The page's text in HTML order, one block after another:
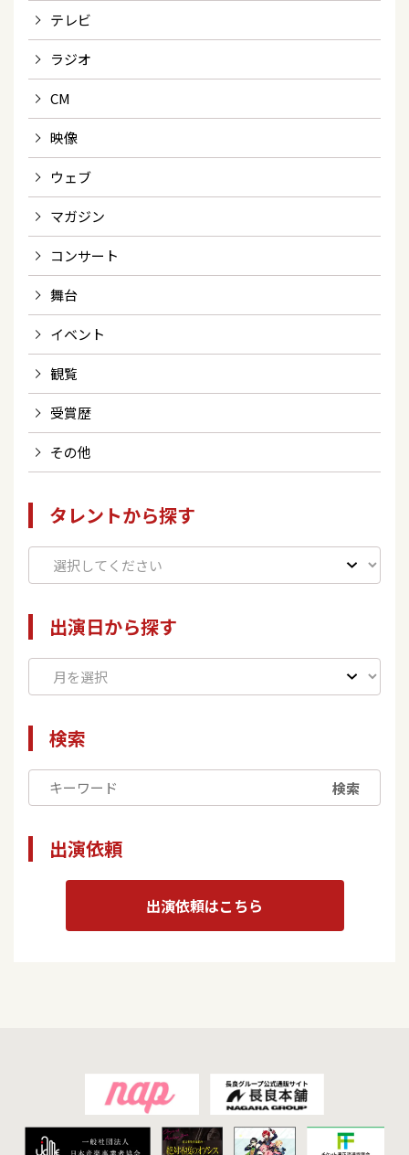
テレビ
ラジオ
CM
映像
ウェブ
マガジン
コンサート
舞台
イベント
観覧
受賞歴
その他
タレントから探す
出演日から探す
検索
検索
出演依頼
出演依頼はこちら